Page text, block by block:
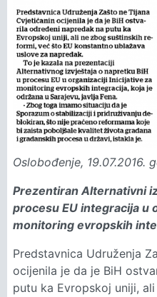
Oslobođenje, 19.07.2016.
Prezentiran Alternativni
procesu EU integracija u
monitoring evropskih
Predstavnica Udruženja
ocijenila je da je BiH
putu ka Evropskoj uniji,